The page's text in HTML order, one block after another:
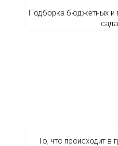
Подборка бюджетных и
сада
То, что происходит в